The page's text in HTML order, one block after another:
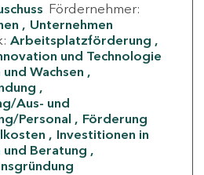
Fördernehmer:
Unternehmen
Arbeitsplatzförderung
und Technologie
Wachsen
Aus- und
Personal
Förderung
Investitionen in
und Beratung